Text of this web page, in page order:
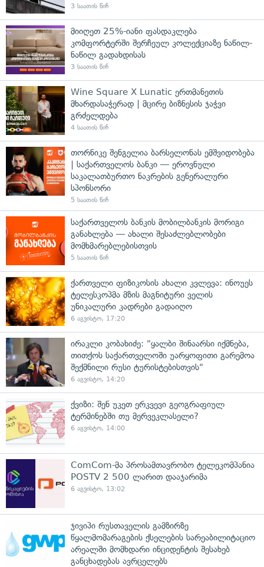
3 საათის წინ
მიიღეთ 25%-იანი ფასდაკლება
კომფორტერში შერჩეულ კოლექციაზე ნაწილ-
ნაწილ გადახდისას
3 საათის წინ
Wine Square X Lunatic ერთმანეთის
მხარდასაჭერად | მცირე ბიზნესის ჯაჭვი
გრძელდება
4 საათის წინ
თორნიკე შენგელია ბარსელონას ემშვიდობება
| საქართველოს ბანკი — ეროვნული
საკალათბურთო ნაკრების გენერალური
სპონსორი
5 საათის წინ
საქართველოს ბანკის მობილბანკის მორიგი
განახლება — ახალი შესაძლებლობები
მომხმარებლებისთვის
5 საათის წინ
ქართველი ფიზიკოსის ახალი კვლევა: ინოუეს
ტელესკოპმა მზის მაგნიტური ველის
უნიკალური კადრები გადაიღო
6 აგვისტო, 17:20
ირაკლი კობახიძე: "ყალბი შინაარსი იქმნება,
თითქოს საქართველოში უარყოფითი გარემოა
შექმნილი რუსი ტურისტებისთვის"
6 აგვისტო, 14:20
ქვიზი: შენ უკეთ ერკვევი გეოგრაფიულ
ტერმინებში თუ მერვეკლასელი?
6 აგვისტო, 14:00
ComCom-მა პროსამთავრობო ტელეკომპანია
POSTV 2 500 ლარით დააჯარიმა
6 აგვისტო, 13:02
ჯივიპი რუსთაველის გამზირზე
წყალმომარაგების ქსელების სარეაბილიტაციო
არეალში მომხდარი ინციდენტის შესახებ
განცხადებას ავრცელებს